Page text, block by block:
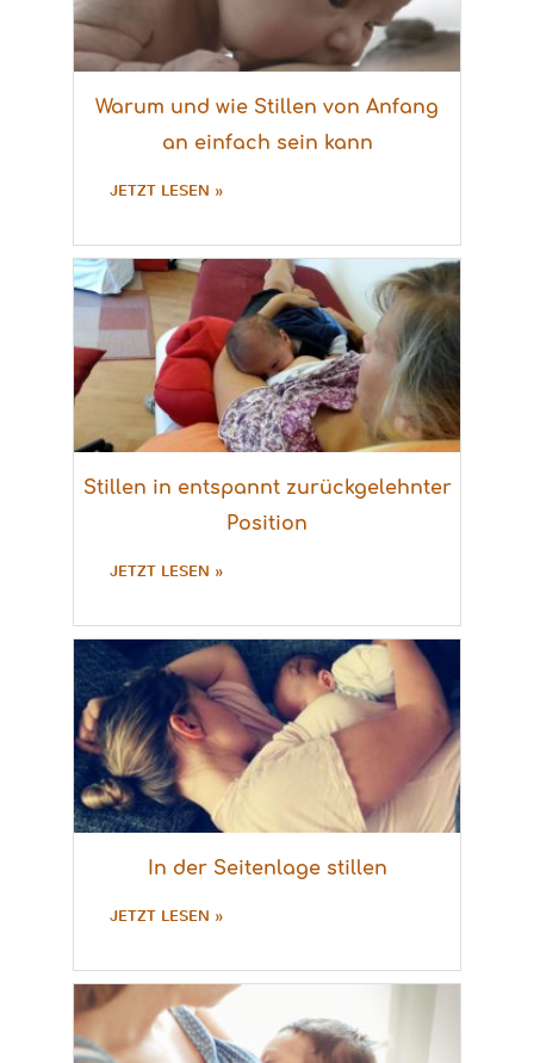
Warum und wie Stillen von Anfang
an einfach sein kann
JETZT LESEN »
Stillen in entspannt zurückgelehnter
Position
JETZT LESEN »
In der Seitenlage stillen
JETZT LESEN »